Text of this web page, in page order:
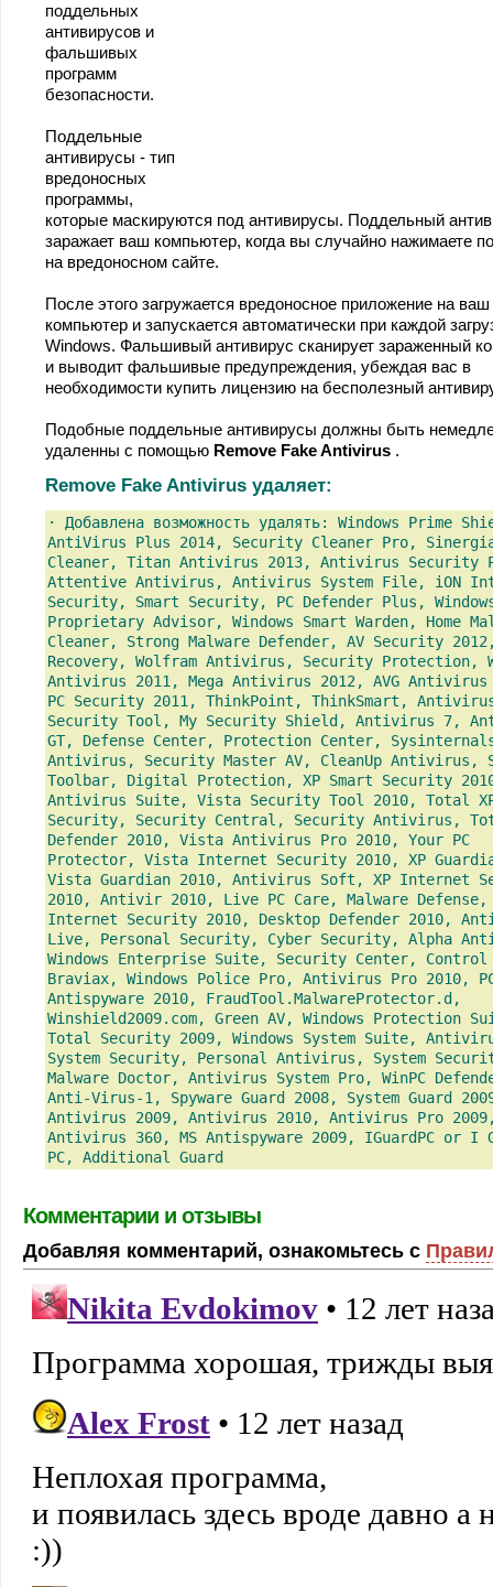
поддельных
антивирусов и
фальшивых
программ
безопасности.
Поддельные
антивирусы - тип
вредоносных
программы,
которые маскируются под антивирусы. Поддельный
заражает ваш компьютер, когда вы случайно нажимаете
на вредоносном сайте.
После этого загружается вредоносное приложение на ваш
компьютер и запускается автоматически при каждой
Windows. Фальшивый антивирус сканирует зараженный
и выводит фальшивые предупреждения, убеждая вас в
необходимости купить лицензию на бесполезный
Подобные поддельные антивирусы должны быть
удаленны с помощью Remove Fake Antivirus .
Remove Fake Antivirus удаляет:
· Добавлена возможность удалять: Windows Prime
AntiVirus Plus 2014, Security Cleaner Pro,
Cleaner, Titan Antivirus 2013, Antivirus Security
Attentive Antivirus, Antivirus System File, iON
Security, Smart Security, PC Defender Plus,
Proprietary Advisor, Windows Smart Warden, Home
Cleaner, Strong Malware Defender, AV Security
Recovery, Wolfram Antivirus, Security Protection,
Antivirus 2011, Mega Antivirus 2012, AVG Antivirus
PC Security 2011, ThinkPoint, ThinkSmart,
Security Tool, My Security Shield, Antivirus 7,
GT, Defense Center, Protection Center,
Antivirus, Security Master AV, CleanUp Antivirus,
Toolbar, Digital Protection, XP Smart Security
Antivirus Suite, Vista Security Tool 2010, Total
Security, Security Central, Security Antivirus,
Defender 2010, Vista Antivirus Pro 2010, Your PC
Protector, Vista Internet Security 2010, XP
Vista Guardian 2010, Antivirus Soft, XP Internet
2010, Antivir 2010, Live PC Care, Malware Defense,
Internet Security 2010, Desktop Defender 2010,
Live, Personal Security, Cyber Security, Alpha
Windows Enterprise Suite, Security Center, Control
Braviax, Windows Police Pro, Antivirus Pro 2010,
Antispyware 2010, FraudTool.MalwareProtector.d,
Winshield2009.com, Green AV, Windows Protection
Total Security 2009, Windows System Suite,
System Security, Personal Antivirus, System
Malware Doctor, Antivirus System Pro, WinPC
Anti-Virus-1, Spyware Guard 2008, System Guard
Antivirus 2009, Antivirus 2010, Antivirus Pro
Antivirus 360, MS Antispyware 2009, IGuardPC or I
PC, Additional Guard
Комментарии и отзывы
Добавляя комментарий, ознакомьтесь с